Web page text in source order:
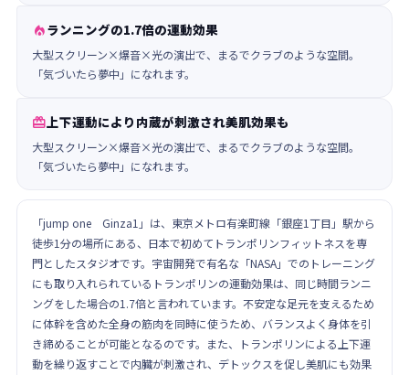
ランニングの1.7倍の運動効果
大型スクリーン×爆音×光の演出で、まるでクラブのような空間。
「気づいたら夢中」になれます。
上下運動により内蔵が刺激され美肌効果も
大型スクリーン×爆音×光の演出で、まるでクラブのような空間。
「気づいたら夢中」になれます。
「jump one Ginza1」は、東京メトロ有楽町線「銀座1丁目」駅から
徒歩1分の場所にある、日本で初めてトランポリンフィットネスを専
門としたスタジオです。宇宙開発で有名な「NASA」でのトレーニング
にも取り入れられているトランポリンの運動効果は、同じ時間ランニ
ングをした場合の1.7倍と言われています。不安定な足元を支えるため
に体幹を含めた全身の筋肉を同時に使うため、バランスよく身体を引
き締めることが可能となるのです。また、トランポリンによる上下運
動を繰り返すことで内臓が刺激され、デトックスを促し美肌にも効果